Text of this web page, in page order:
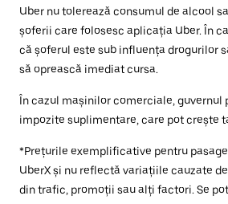
Uber nu tolerează consumul de alcool
șoferii care folosesc aplicația Uber. În
că șoferul este sub influența drogurilor
să oprească imediat cursa.
În cazul mașinilor comerciale, guvernul
impozite suplimentare, care pot crește
*Prețurile exemplificative pentru
UberX și nu reflectă variațiile cauzate
din trafic, promoții sau alți factori. Se